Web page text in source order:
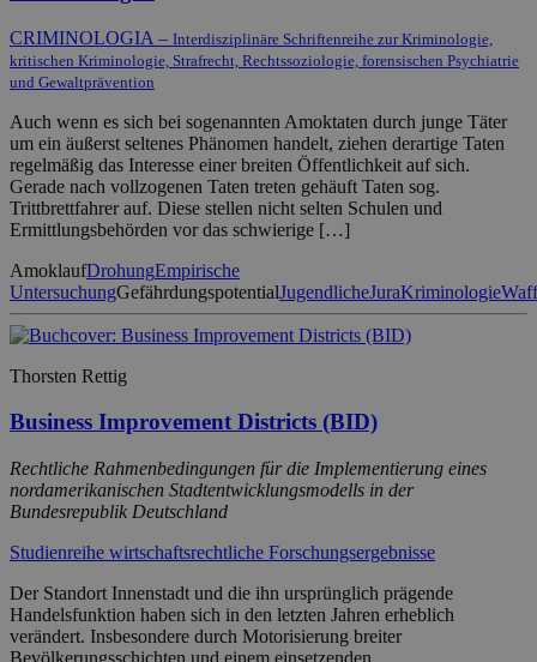
CRIMINOLOGIA – Interdisziplinäre Schriftenreihe zur Kriminologie,
kritischen Kriminologie, Strafrecht, Rechtssoziologie, forensischen Psychiatrie
und Gewaltprävention
Auch wenn es sich bei sogenannten Amoktaten durch junge Täter
um ein äußerst seltenes Phänomen handelt, ziehen derartige Taten
regelmäßig das Interesse einer breiten Öffentlichkeit auf sich.
Gerade nach vollzogenen Taten treten gehäuft Taten sog.
Trittbrettfahrer auf. Diese stellen nicht selten Schulen und
Ermittlungsbehörden vor das schwierige […]
AmoklaufDrohungEmpirische
UntersuchungGefährdungspotentialJugendlicheJuraKriminologie
Thorsten Rettig
Business Improvement Districts (BID)
Rechtliche Rahmenbedingungen für die Implementierung eines
nordamerikanischen Stadtentwicklungsmodells in der
Bundesrepublik Deutschland
Studienreihe wirtschaftsrechtliche Forschungsergebnisse
Der Standort Innenstadt und die ihn ursprünglich prägende
Handelsfunktion haben sich in den letzten Jahren erheblich
verändert. Insbesondere durch Motorisierung breiter
Bevölkerungsschichten und einem einsetzenden